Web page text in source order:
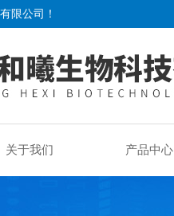
限公司！
关于我们 产品中心